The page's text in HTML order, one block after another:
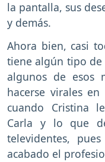
la pantalla, sus
y demás.
Ahora bien, casi
tiene algún tipo
algunos de esos
hacerse virales
cuando Cristina
Carla y lo que
televidentes,
acabado el